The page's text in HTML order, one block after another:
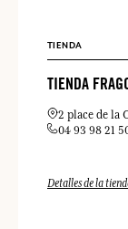
TIENDA
TIENDA
2 place de la
04 93 98 21
Detalles de la